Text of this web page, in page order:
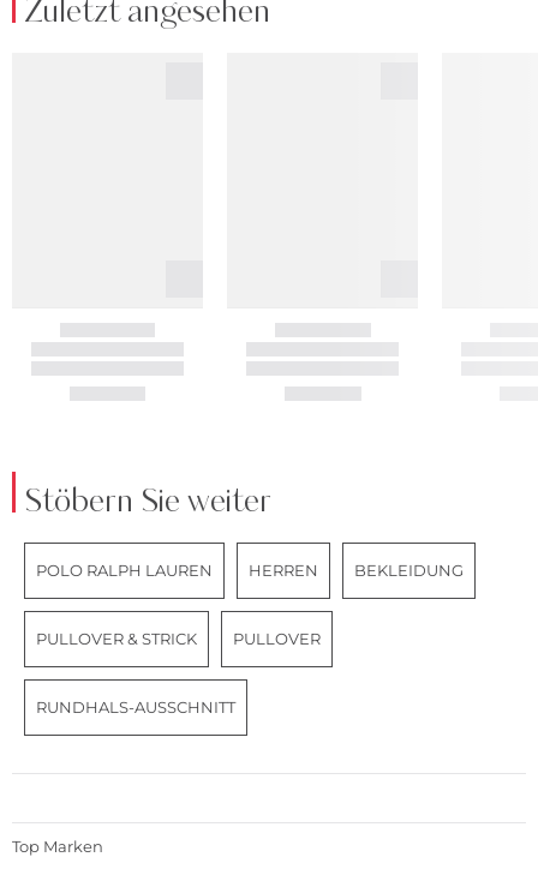
Zuletzt angesehen
Stöbern Sie weiter
POLO RALPH LAUREN HERREN BEKLEIDUNG
PULLOVER & STRICK PULLOVER
RUNDHALS-AUSSCHNITT
Top Marken